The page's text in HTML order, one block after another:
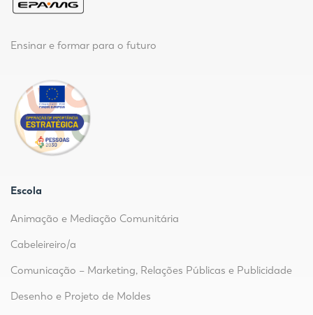
Ensinar e formar para o futuro
Escola
Animação e Mediação Comunitária
Cabeleireiro/a
Comunicação – Marketing, Relações Públicas e Publicidade
Desenho e Projeto de Moldes